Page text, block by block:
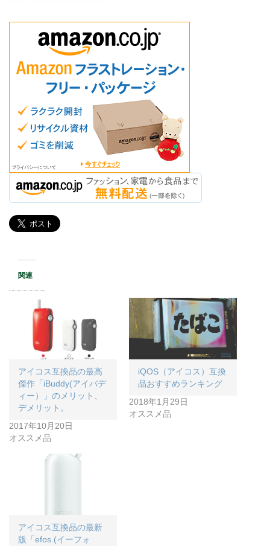
関連
アイコス互換品の最高
傑作「iBuddy(アイバデ
ィー）」のメリット、
デメリット。
2017年10月20日
オススメ品
iQOS（アイコス）互換
品おすすめランキング
2018年1月29日
オススメ品
アイコス互換品の最新
版「efos (イーフォ